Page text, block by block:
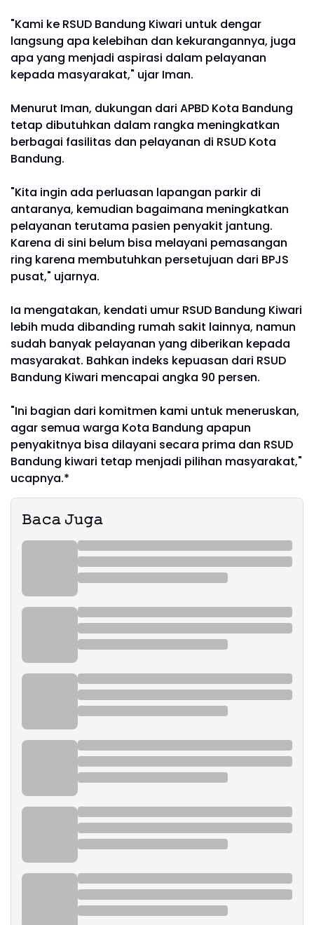
"Kami ke RSUD Bandung Kiwari untuk dengar
langsung apa kelebihan dan kekurangannya, juga
apa yang menjadi aspirasi dalam pelayanan
kepada masyarakat," ujar Iman.
Menurut Iman, dukungan dari APBD Kota Bandung
tetap dibutuhkan dalam rangka meningkatkan
berbagai fasilitas dan pelayanan di RSUD Kota
Bandung.
"Kita ingin ada perluasan lapangan parkir di
antaranya, kemudian bagaimana meningkatkan
pelayanan terutama pasien penyakit jantung.
Karena di sini belum bisa melayani pemasangan
ring karena membutuhkan persetujuan dari BPJS
pusat," ujarnya.
Ia mengatakan, kendati umur RSUD Bandung Kiwari
lebih muda dibanding rumah sakit lainnya, namun
sudah banyak pelayanan yang diberikan kepada
masyarakat. Bahkan indeks kepuasan dari RSUD
Bandung Kiwari mencapai angka 90 persen.
"Ini bagian dari komitmen kami untuk meneruskan,
agar semua warga Kota Bandung apapun
penyakitnya bisa dilayani secara prima dan RSUD
Bandung kiwari tetap menjadi pilihan masyarakat,"
ucapnya.*
𝙱𝚊𝚌𝚊 𝙹𝚞𝚐𝚊